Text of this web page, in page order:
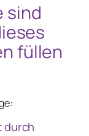
sind
füllen
durch